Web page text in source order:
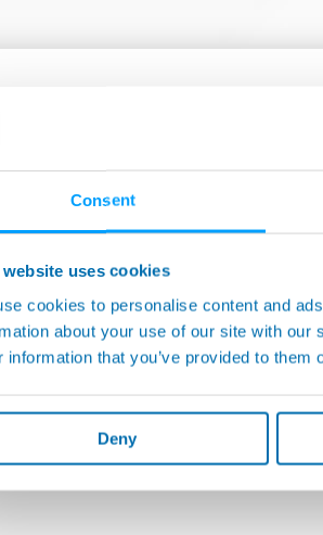
Consent
uses cookies
cookies to personalise content and
about your use of our site with
information that you’ve provided to
Deny
zur
Messvorrichtung für
Rekonfigurierbare
für Flaschen